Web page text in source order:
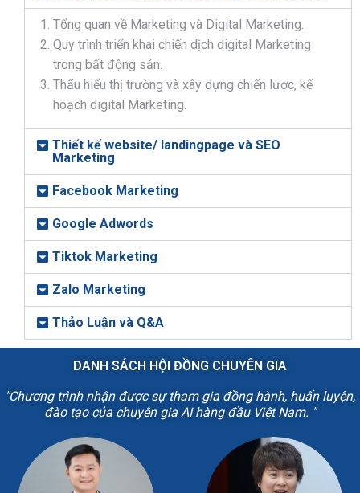
Tổng quan về Marketing và Digital Marketing.
Quy trình triển khai chiến dịch digital Marketing
trong bất động sản.
Thấu hiểu thị trường và xây dựng chiến lược, kế
hoạch digital Marketing.
Thiết kế website/ landingpage và SEO
Marketing
Facebook Marketing
Google Adwords
Tiktok Marketing
Zalo Marketing
Thảo Luận và Q&A
DANH SÁCH HỘI ĐỒNG CHUYÊN GIA
"Chương trình nhận được sự tham gia đồng hành, huấn luyện,
đào tạo của chuyên gia AI hàng đầu Việt Nam. "